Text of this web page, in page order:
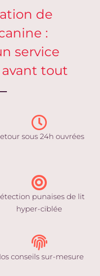
de
:
service
tout
sous 24h ouvrées
punaises de lit
hyper-ciblée
conseils sur-mesure